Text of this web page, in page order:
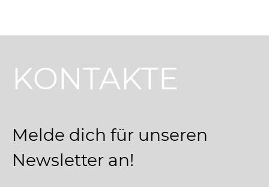
KONTAKTE
Melde dich für unseren
Newsletter an!